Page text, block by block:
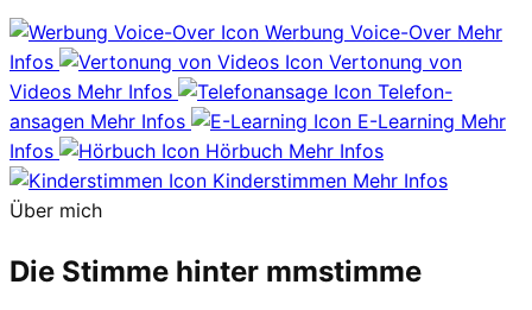
Werbung Voice-Over Mehr
Infos
Vertonung von
Videos Mehr Infos
Telefon-
ansagen Mehr Infos E-Learning Mehr
Infos
Hörbuch Mehr Infos
Kinder­stimmen Mehr Infos
Über mich
Die Stimme hinter mmstimme